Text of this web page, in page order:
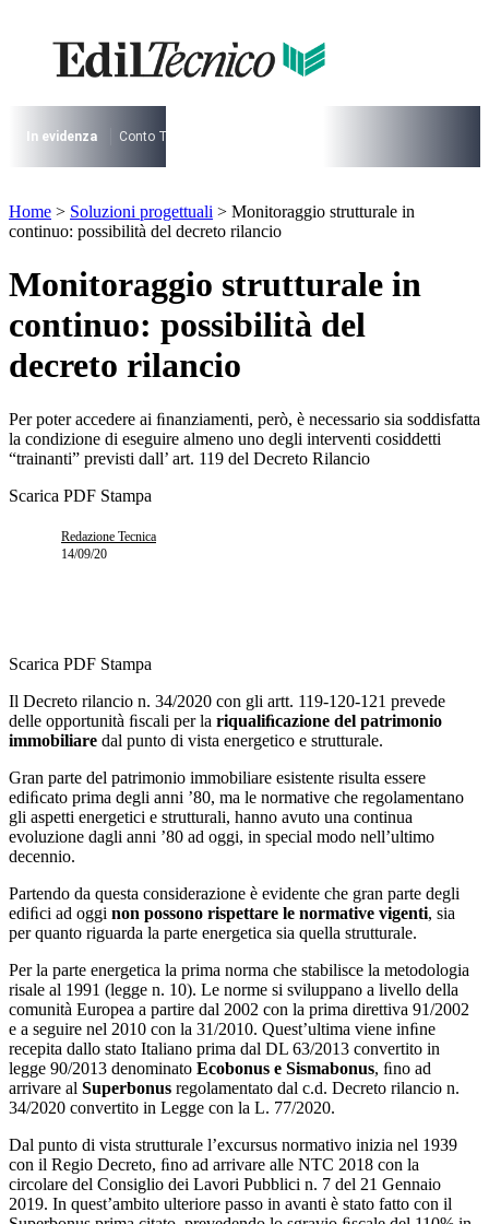
contenuto
I più cercati
Lorem ipsum dolor sit amet consectetur
Lorem ipsum dolor sit amet consectetur
In evidenza Conto Termico
I più cercati
Lorem ipsum dolor sit amet consectetur
Lorem ipsum dolor sit amet consectetur
Home > Soluzioni progettuali > Monitoraggio strutturale in
continuo: possibilità del decreto rilancio
Monitoraggio strutturale in
continuo: possibilità del
decreto rilancio
Per poter accedere ai ﬁnanziamenti, però, è necessario sia soddisfatta
la condizione di eseguire almeno uno degli interventi cosiddetti
“trainanti” previsti dall’ art. 119 del Decreto Rilancio
Scarica PDF Stampa
Redazione Tecnica
14/09/20
Scarica PDF Stampa
Il Decreto rilancio n. 34/2020 con gli artt. 119-120-121 prevede
delle opportunità ﬁscali per la riqualiﬁcazione del patrimonio
immobiliare dal punto di vista energetico e strutturale.
Gran parte del patrimonio immobiliare esistente risulta essere
ediﬁcato prima degli anni ’80, ma le normative che regolamentano
gli aspetti energetici e strutturali, hanno avuto una continua
evoluzione dagli anni ’80 ad oggi, in special modo nell’ultimo
decennio.
Partendo da questa considerazione è evidente che gran parte degli
ediﬁci ad oggi non possono rispettare le normative vigenti, sia
per quanto riguarda la parte energetica sia quella strutturale.
Per la parte energetica la prima norma che stabilisce la metodologia
risale al 1991 (legge n. 10). Le norme si sviluppano a livello della
comunità Europea a partire dal 2002 con la prima direttiva 91/2002
e a seguire nel 2010 con la 31/2010. Quest’ultima viene inﬁne
recepita dallo stato Italiano prima dal DL 63/2013 convertito in
legge 90/2013 denominato Ecobonus e Sismabonus, ﬁno ad
arrivare al Superbonus regolamentato dal c.d. Decreto rilancio n.
34/2020 convertito in Legge con la L. 77/2020.
Dal punto di vista strutturale l’excursus normativo inizia nel 1939
con il Regio Decreto, ﬁno ad arrivare alle NTC 2018 con la
circolare del Consiglio dei Lavori Pubblici n. 7 del 21 Gennaio
2019. In quest’ambito ulteriore passo in avanti è stato fatto con il